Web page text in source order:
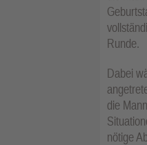
Runde.
Dabei
die
nötige